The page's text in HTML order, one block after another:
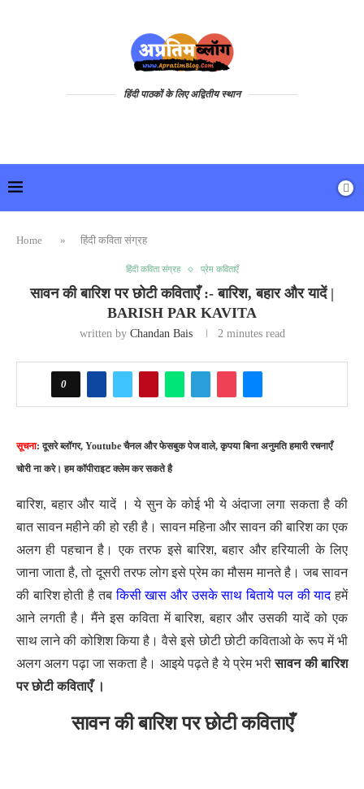
हिंदी पाठकों के लिए अद्वितीय स्थान
Home » हिंदी कविता संग्रह
हिंदी कविता संग्रह प्रेम कविताएँ
सावन की बारिश पर छोटी कविताएँ :- बारिश, बहार और यादें |
BARISH PAR KAVITA
written by Chandan Bais 2 minutes read
0
सूचना: दूसरे ब्लॉगर, Youtube चैनल और फेसबुक पेज वाले, कृपया बिना अनुमति हमारी रचनाएँ
चोरी ना करे। हम कॉपीराइट क्लेम कर सकते है
बारिश, बहार और यादें । ये सुन के कोई भी ये अंदाजा लगा सकता है की
बात सावन महीने की हो रही है। सावन महिना और सावन की बारिश का एक
अलग ही पहचान है। एक तरफ इसे बारिश, बहार और हरियाली के लिए
जाना जाता है, तो दूसरी तरफ लोग इसे प्रेम का मौसम मानते है। जब सावन
की बारिश होती है तबकिसी खास और उसके साथ बिताये पल की यादहमें
आने लगती है। मैंने इस कविता में बारिश, बहार और उसकी यादें को एक
साथ लाने की कोशिश किया है। वैसे इसे छोटी छोटी कविताओ के रूप में भी
अलग अलग पढ़ा जा सकता है। आइये पढ़ते है ये प्रेम भरीसावन की बारिश
पर छोटी कविताएँ ।
सावन की बारिश पर छोटी कविताएँ